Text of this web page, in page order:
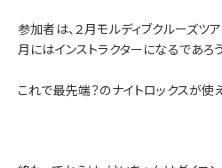
参加者は、２月モルディブクルーズツ
月にはインストラクターになるであろ
これで最先端？のナイトロックスが使